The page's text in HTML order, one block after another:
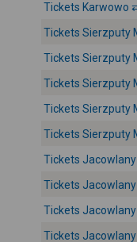
Tickets Karwowo
Tickets Sierzputy
Tickets Sierzputy
Tickets Sierzputy
Tickets Sierzputy
Tickets Sierzputy
Tickets
Tickets
Tickets
Tickets